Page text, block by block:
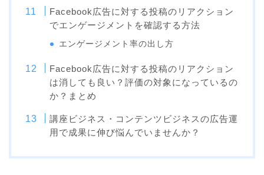
Facebook広告に対する投稿のリアクション
でエンゲージメントを確認する方法
エンゲージメント率の出し方
Facebook広告に対する投稿のリアクション
は消しても良い？評価の対象になっているの
か？まとめ
講座ビジネス・コンテンツビジネスの広告運
用で成果に伸び悩んでいませんか？